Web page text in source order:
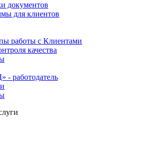
документов
для клиентов
работы с Клиентами
качества
- работодатель